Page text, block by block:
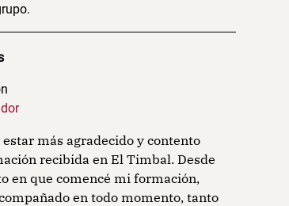
estar más agradecido y contento
recibida en El Timbal. Desde
en que comencé mi formación,
en todo momento, tanto